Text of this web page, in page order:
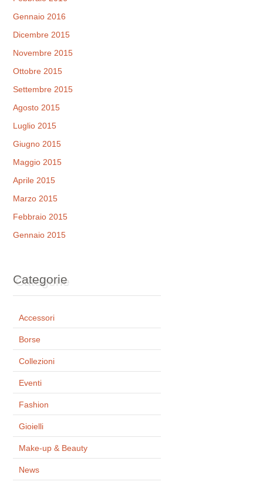
Gennaio 2016
Dicembre 2015
Novembre 2015
Ottobre 2015
Settembre 2015
Agosto 2015
Luglio 2015
Giugno 2015
Maggio 2015
Aprile 2015
Marzo 2015
Febbraio 2015
Gennaio 2015
Categorie
Accessori
Borse
Collezioni
Eventi
Fashion
Gioielli
Make-up & Beauty
News